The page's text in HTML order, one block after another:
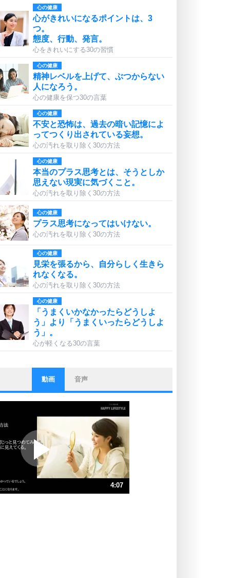
心の健康
心がきれいになるポイントは、3
つ。
態度、行動、発言。
心をきれいにする30の習慣
心の健康
精神レベルを上げて、ぶつからない
人になろう。
心の健康を保つ30の言葉
心の健康
不安と恐怖は、過去の暗い記憶によ
ってつくり出されている妄想。
心の汚れを取り除く30の方法
心の健康
本当のプラス思考とは、そうとしか
思えない現実に気づくこと。
心の汚れを取り除く30の方法
心の健康
プラス思考になってはいけない。
心の汚れを取り除く30の方法
心の健康
見栄を張るから、自分らしく生きら
れなくなる。
心の汚れを取り除く30の方法
心の健康
「うまくいかなかったらどうしよ
う」より「うまくいったらどうしよ
う」。
心が軽くなる30の言葉
ストレス対策
他人と比べない。
いっそのこと、他人を見ない。
プラス思考
ポジティブになれない原因は、行動
しないから。
ポジティブ思考になる30の方法
ストレス対策
動画 音声
4:07